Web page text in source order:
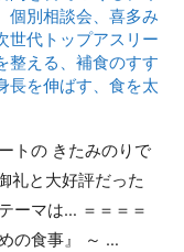
個別相談会、 喜多み
世代トップアスリー
整える 、 補食のすす
長を伸ばす、 食を太
トの きたみのりで
礼と大好評だった
ーマは… ＝＝＝＝
の食事』 ～ …